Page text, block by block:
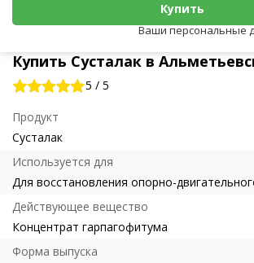
Купить Сусталак в
5 / 5
Продукт
Сусталак
Используется для
Для восстановления опорно-
Действующее вещество
Концентрат гарпагофитума
Форма выпуска
Купить
Ваши персональные